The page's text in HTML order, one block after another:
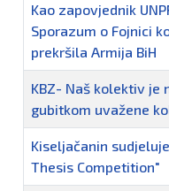
Kao zapovjednik
Sporazum o Fojnici
prekršila Armija BiH
KBZ- Naš kolektiv je
gubitkom uvažene
Kiseljačanin
Thesis Competition"